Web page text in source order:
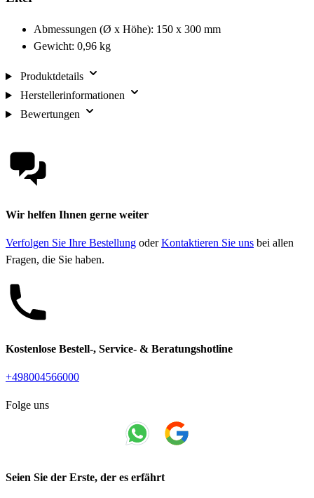
Abmessungen (Ø x Höhe): 150 x 300 mm
Gewicht: 0,96 kg
Produktdetails
Herstellerinformationen
Bewertungen
Wir helfen Ihnen gerne weiter
Verfolgen Sie Ihre Bestellung oderKontaktieren Sie uns bei allen
Fragen, die Sie haben.
Kostenlose Bestell-, Service- & Beratungshotline
+498004566000
Folge uns
Seien Sie der Erste, der es erfährt